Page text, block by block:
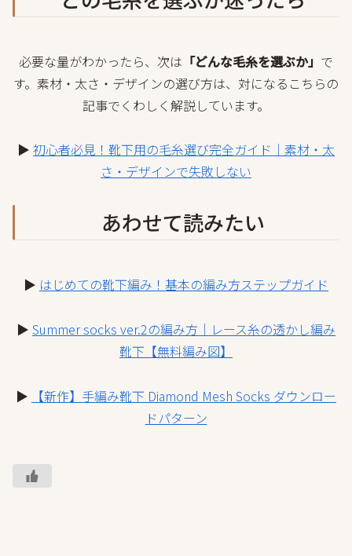
必要な量がわかったら、次は 「どんな毛糸を選ぶか」 で
す。素材・太さ・デザインの選び方は、対になるこちらの
記事でくわしく解説しています。
▶ 初心者必見！靴下用の毛糸選び完全ガイド｜素材・太
さ・デザインで失敗しない
あわせて読みたい
▶ はじめての靴下編み！基本の編み方ステップガイド
▶ Summer socks ver.2の編み方｜レース糸の透かし編み
靴下【無料編み図】
▶
【新作】手編み靴下 Diamond Mesh Socks ダウンロー
ドパターン